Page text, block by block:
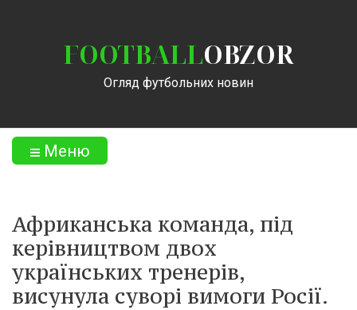
FOOTBALLOBZOR
Огляд футбольних новин
Меню
Африканська команда, під
керівництвом двох
українських тренерів,
висунула суворі вимоги Росії.